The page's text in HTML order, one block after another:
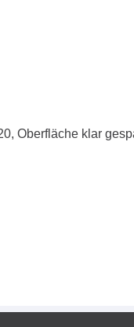
Oberfläche klar